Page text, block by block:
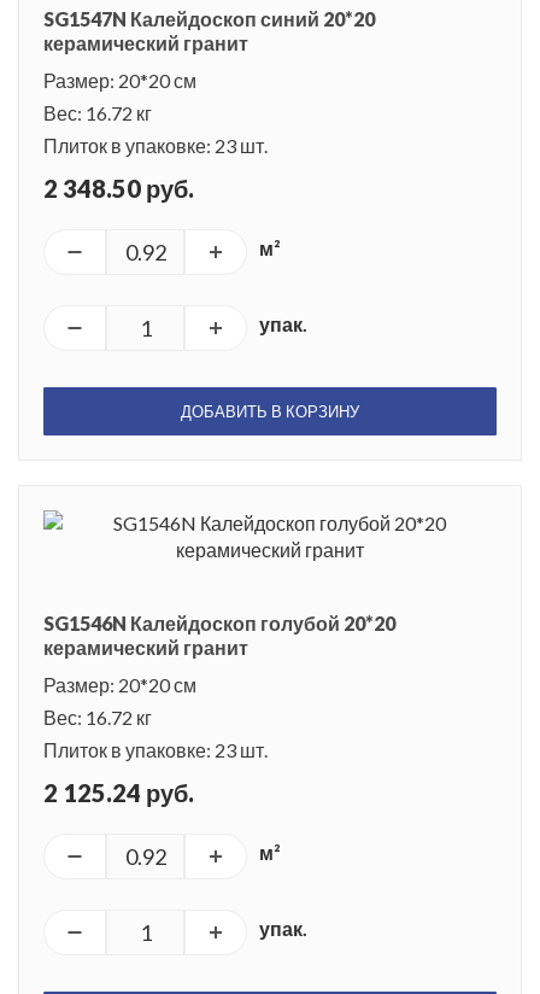
SG1547N Калейдоскоп синий 20*20
керамический гранит
Размер: 20*20 см
Вес: 16.72 кг
Плиток в упаковке: 23 шт.
2 348.50 руб.
м²
упак.
ДОБАВИТЬ В КОРЗИНУ
SG1546N Калейдоскоп голубой 20*20
керамический гранит
Размер: 20*20 см
Вес: 16.72 кг
Плиток в упаковке: 23 шт.
2 125.24 руб.
м²
упак.